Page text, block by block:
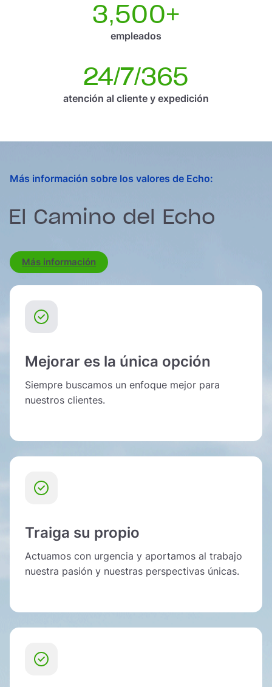
3,500+
empleados
24/7/365
atención al cliente y expedición
Más información sobre los valores de Echo:
El Camino del Echo
Más información
Mejorar es la única opción
Siempre buscamos un enfoque mejor para
nuestros clientes.
Traiga su propio
Actuamos con urgencia y aportamos al trabajo
nuestra pasión y nuestras perspectivas únicas.